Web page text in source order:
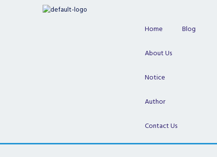
Home Blog
About Us
Notice
Author
Contact Us